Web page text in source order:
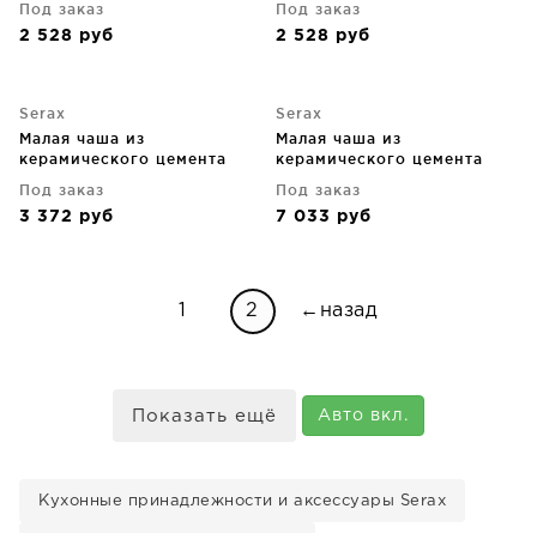
Под заказ
2 528 руб
Под заказ
2 528 руб
Serax
Малая чаша из
керамического цемента
Под заказ
3 372 руб
Serax
Малая чаша из
керамического цемента
Под заказ
7 033 руб
2 ←назад
Показать ещё Авто вкл.
Кухонные принадлежности и аксессуары Serax